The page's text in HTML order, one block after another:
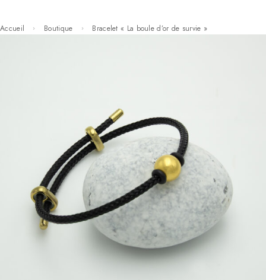
Accueil Boutique Bracelet « La boule d’or de survie »